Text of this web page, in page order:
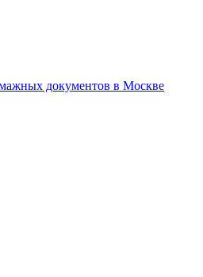
документов в Москве